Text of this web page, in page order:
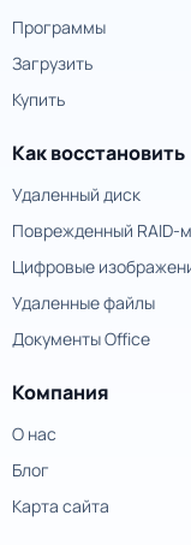
Программы
Загрузить
Купить
Как восстановить
Удаленный диск
Поврежденный RAID-
Цифровые
Удаленные файлы
Документы Office
Компания
О нас
Блог
Карта сайта